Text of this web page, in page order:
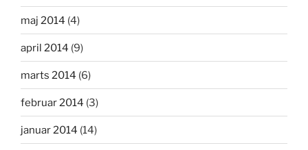
maj 2014 (4)
april 2014 (9)
marts 2014 (6)
februar 2014 (3)
januar 2014 (14)